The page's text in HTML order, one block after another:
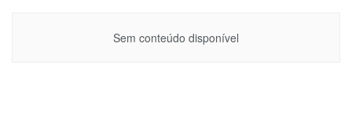
Sem conteúdo disponível